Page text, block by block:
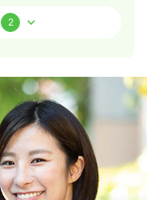
詳細を見る
2